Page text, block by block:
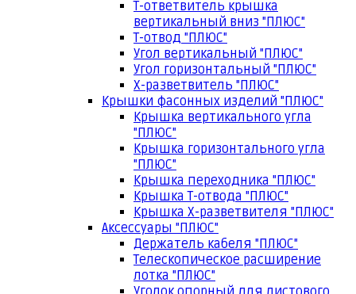
Т-ответвитель крышка
вертикальный вниз "ПЛЮС"
Т-отвод "ПЛЮС"
Угол вертикальный "ПЛЮС"
Угол горизонтальный "ПЛЮС"
Х-разветвитель "ПЛЮС"
Крышки фасонных изделий "ПЛЮС"
Крышка вертикального угла
"ПЛЮС"
Крышка горизонтального угла
"ПЛЮС"
Крышка переходника "ПЛЮС"
Крышка Т-отвода "ПЛЮС"
Крышка Х-разветвителя "ПЛЮС"
Аксессуары "ПЛЮС"
Держатель кабеля "ПЛЮС"
Телескопическое расширение
лотка "ПЛЮС"